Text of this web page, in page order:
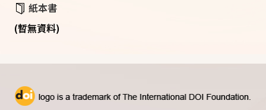
紙本書
(暫無資料)